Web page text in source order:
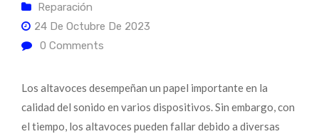
Reparación
24 De Octubre De 2023
0 Comments
Los altavoces desempeñan un papel importante en la
calidad del sonido en varios dispositivos. Sin embargo, con
el tiempo, los altavoces pueden fallar debido a diversas